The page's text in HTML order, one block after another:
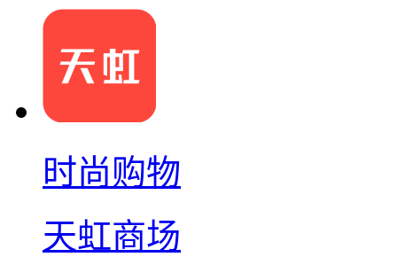
时尚购物
天虹商场